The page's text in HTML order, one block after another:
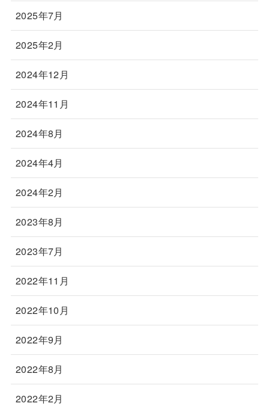
2025年7月
2025年2月
2024年12月
2024年11月
2024年8月
2024年4月
2024年2月
2023年8月
2023年7月
2022年11月
2022年10月
2022年9月
2022年8月
2022年2月